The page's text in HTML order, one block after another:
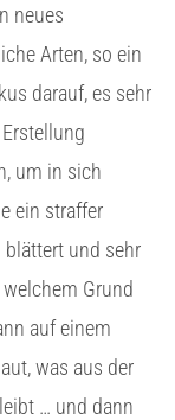
neues
Arten, so ein
darauf, es sehr
um in sich
ein straffer
und sehr
Grund
auf einem
was aus der
… und dann